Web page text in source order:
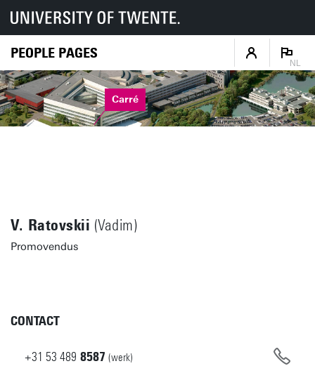
PEOPLE PAGES
NL
Carré
V. Ratovskii (Vadim)
Promovendus
CONTACT
+31 53 489 8587 (werk)